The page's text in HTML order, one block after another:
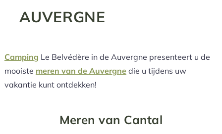
AUVERGNE
Camping Le Belvédère in de Auvergne presenteert u de
mooiste meren van de Auvergne die u tijdens uw
vakantie kunt ontdekken!
Meren van Cantal